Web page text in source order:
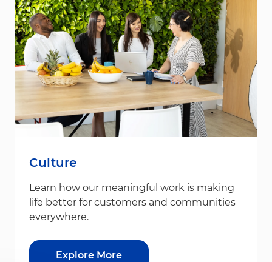
Culture
Learn how our meaningful work is making
life better for customers and communities
everywhere.
Explore More